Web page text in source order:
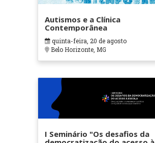
Autismos e a Clínica
Contemporânea
quinta-feira, 20 de agosto
Belo Horizonte, MG
I Seminário "Os desafios da